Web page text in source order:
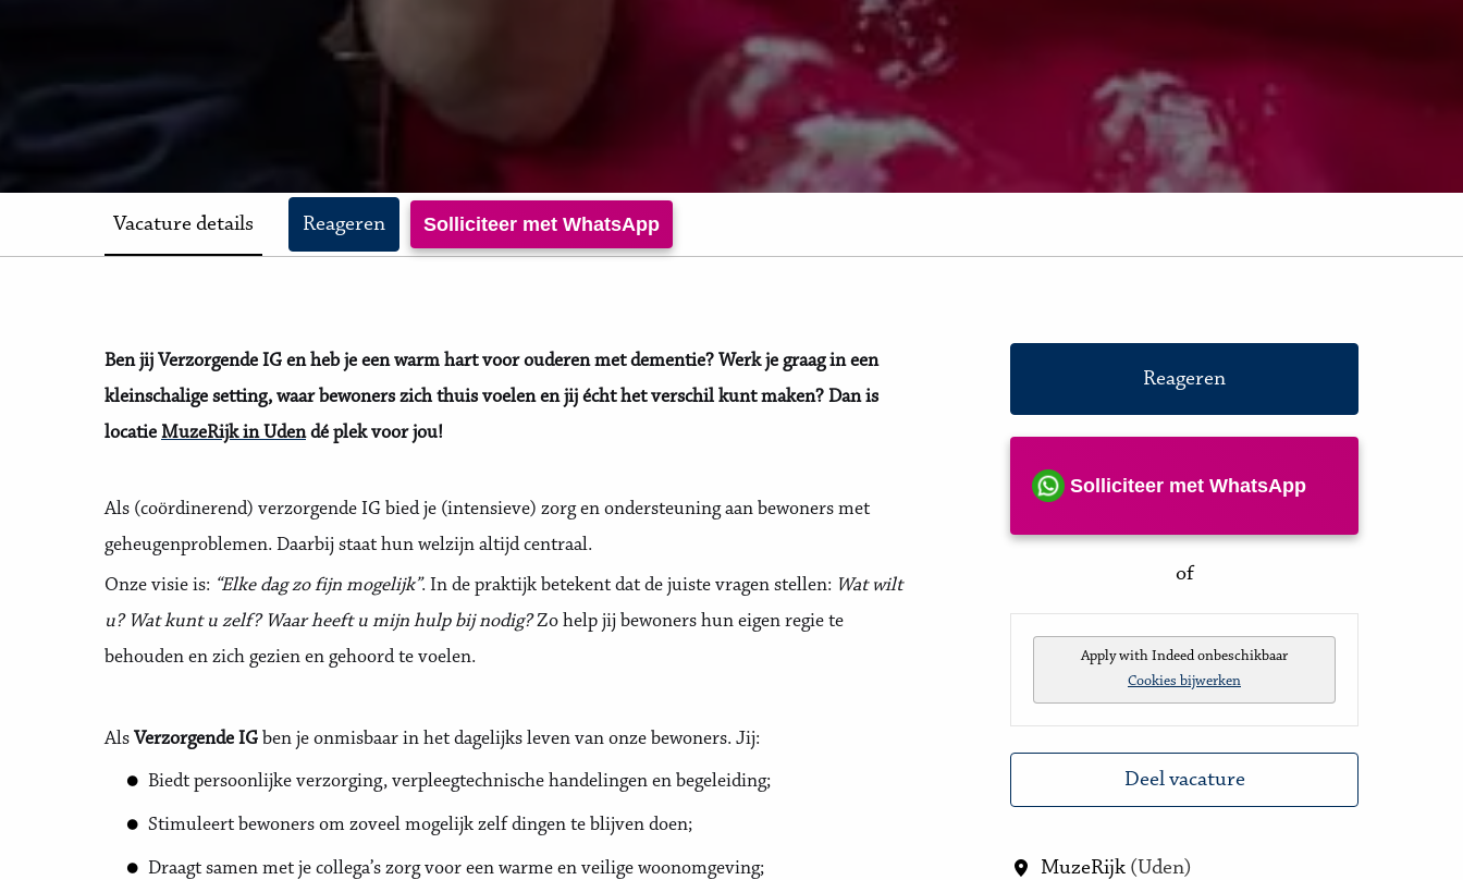
Vacature details Reageren Solliciteer met WhatsApp
Ben jij Verzorgende IG en heb je een warm hart voor ouderen met dementie? Werk je graag in een
kleinschalige setting, waar bewoners zich thuis voelen en jij écht het verschil kunt maken? Dan is
locatie MuzeRijk in Udendé plek voor jou!
Als (coördinerend) verzorgende IG bied je (intensieve) zorg en ondersteuning aan bewoners met
geheugenproblemen. Daarbij staat hun welzijn altijd centraal.
Onze visie is: “Elke dag zo fijn mogelijk”. In de praktijk betekent dat de juiste vragen stellen: Wat wilt
u? Wat kunt u zelf? Waar heeft u mijn hulp bij nodig?Zo help jij bewoners hun eigen regie te
behouden en zich gezien en gehoord te voelen.
Als Verzorgende IG ben je onmisbaar in het dagelijks leven van onze bewoners. Jij:
Biedt persoonlijke verzorging, verpleegtechnische handelingen en begeleiding;
Stimuleert bewoners om zoveel mogelijk zelf dingen te blijven doen;
Draagt samen met je collega’s zorg voor een warme en veilige woonomgeving;
Reageren
Solliciteer met WhatsApp
of
Apply with Indeed onbeschikbaar
Cookies bijwerken
Deel vacature
MuzeRijk ( Uden)